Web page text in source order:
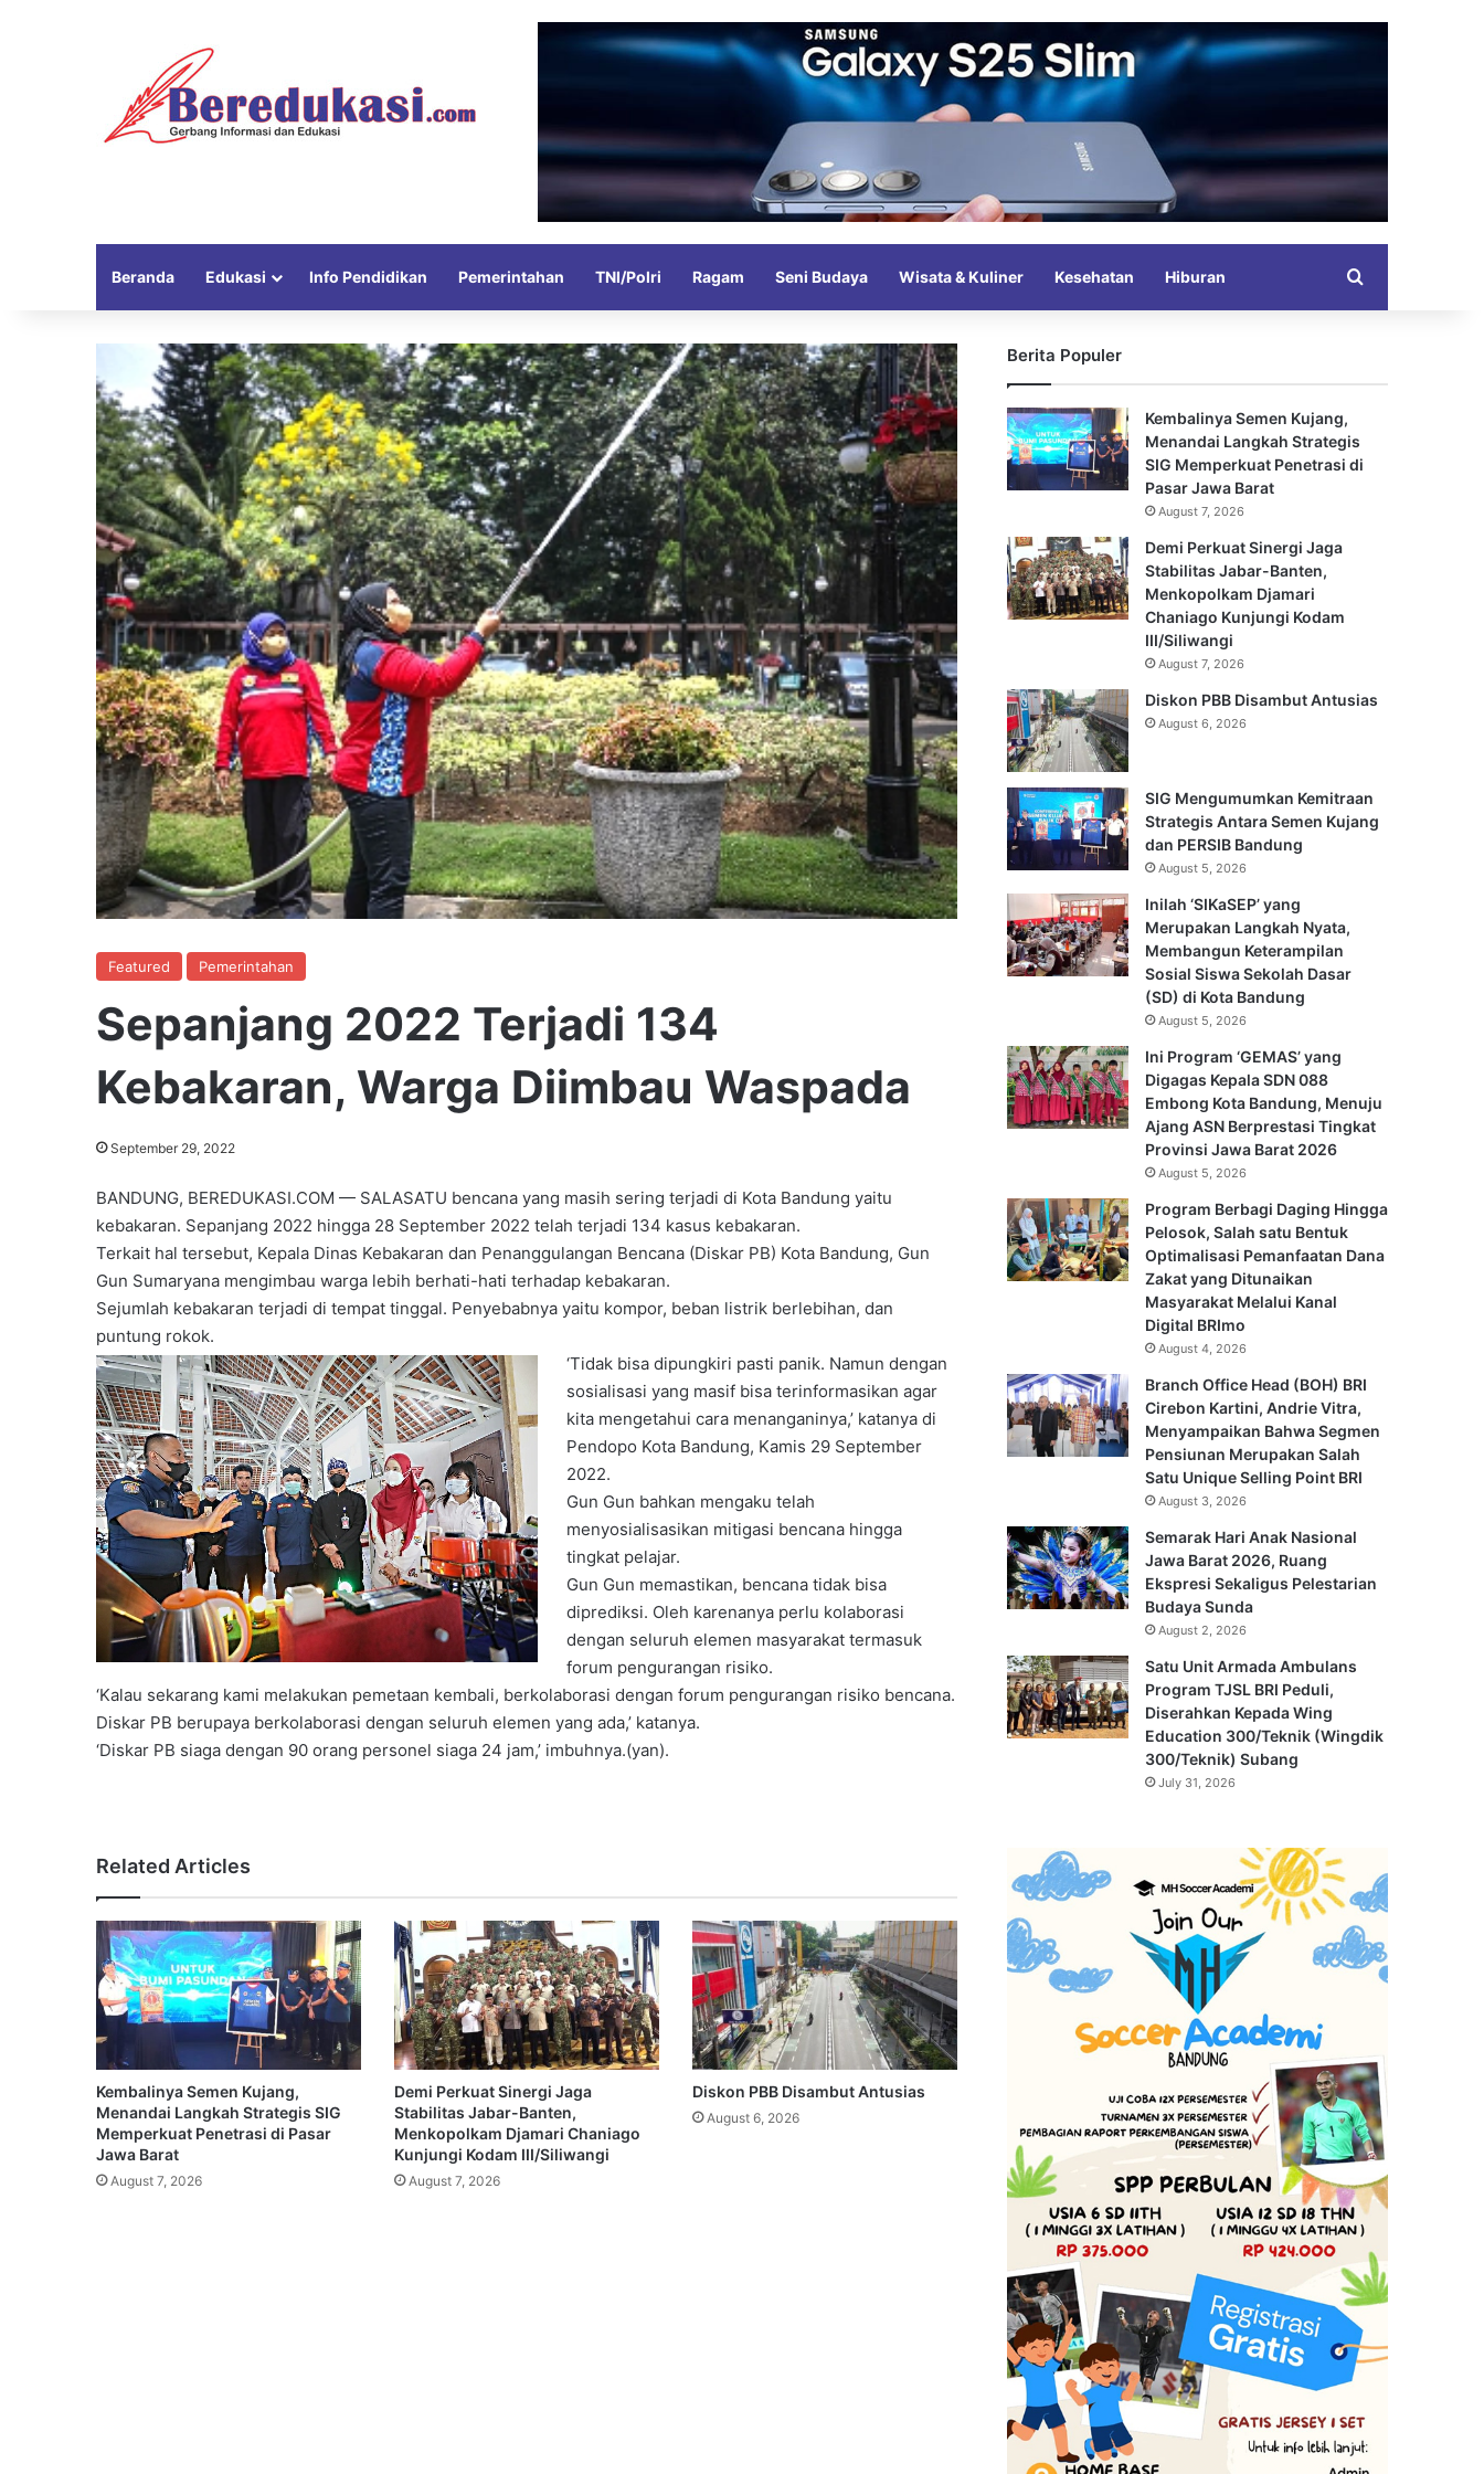
Beranda Edukasi Info Pendidikan Pemerintahan TNI/Polri Ragam Seni Budaya Wisata & Kuliner Kesehatan Hiburan
Featured Pemerintahan
Sepanjang 2022 Terjadi 134
Kebakaran, Warga Diimbau Waspada
September 29, 2022
BANDUNG, BEREDUKASI.COM — SALASATU bencana yang masih sering terjadi di Kota Bandung yaitu
kebakaran. Sepanjang 2022 hingga 28 September 2022 telah terjadi 134 kasus kebakaran.
Terkait hal tersebut, Kepala Dinas Kebakaran dan Penanggulangan Bencana (Diskar PB) Kota Bandung, Gun
Gun Sumaryana mengimbau warga lebih berhati-hati terhadap kebakaran.
Sejumlah kebakaran terjadi di tempat tinggal. Penyebabnya yaitu kompor, beban listrik berlebihan, dan
puntung rokok.
‘Tidak bisa dipungkiri pasti panik. Namun dengan
sosialisasi yang masif bisa terinformasikan agar
kita mengetahui cara menanganinya,’ katanya di
Pendopo Kota Bandung, Kamis 29 September
2022.
Gun Gun bahkan mengaku telah
menyosialisasikan mitigasi bencana hingga
tingkat pelajar.
Gun Gun memastikan, bencana tidak bisa
diprediksi. Oleh karenanya perlu kolaborasi
dengan seluruh elemen masyarakat termasuk
forum pengurangan risiko.
‘Kalau sekarang kami melakukan pemetaan kembali, berkolaborasi dengan forum pengurangan risiko bencana.
Diskar PB berupaya berkolaborasi dengan seluruh elemen yang ada,’ katanya.
‘Diskar PB siaga dengan 90 orang personel siaga 24 jam,’ imbuhnya.(yan).
Related Articles
Kembalinya Semen Kujang,
Menandai Langkah Strategis SIG
Memperkuat Penetrasi di Pasar
Jawa Barat
August 7, 2026
Demi Perkuat Sinergi Jaga
Stabilitas Jabar-Banten,
Menkopolkam Djamari Chaniago
Kunjungi Kodam III/Siliwangi
August 7, 2026
Diskon PBB Disambut Antusias
August 6, 2026
Berita Populer
Kembalinya Semen Kujang,
Menandai Langkah Strategis
SIG Memperkuat Penetrasi di
Pasar Jawa Barat
August 7, 2026
Demi Perkuat Sinergi Jaga
Stabilitas Jabar-Banten,
Menkopolkam Djamari
Chaniago Kunjungi Kodam
III/Siliwangi
August 7, 2026
Diskon PBB Disambut Antusias
August 6, 2026
SIG Mengumumkan Kemitraan
Strategis Antara Semen Kujang
dan PERSIB Bandung
August 5, 2026
Inilah ‘SIKaSEP’ yang
Merupakan Langkah Nyata,
Membangun Keterampilan
Sosial Siswa Sekolah Dasar
(SD) di Kota Bandung
August 5, 2026
Ini Program ‘GEMAS’ yang
Digagas Kepala SDN 088
Embong Kota Bandung, Menuju
Ajang ASN Berprestasi Tingkat
Provinsi Jawa Barat 2026
August 5, 2026
Program Berbagi Daging Hingga
Pelosok, Salah satu Bentuk
Optimalisasi Pemanfaatan Dana
Zakat yang Ditunaikan
Masyarakat Melalui Kanal
Digital BRImo
August 4, 2026
Branch Office Head (BOH) BRI
Cirebon Kartini, Andrie Vitra,
Menyampaikan Bahwa Segmen
Pensiunan Merupakan Salah
Satu Unique Selling Point BRI
August 3, 2026
Semarak Hari Anak Nasional
Jawa Barat 2026, Ruang
Ekspresi Sekaligus Pelestarian
Budaya Sunda
August 2, 2026
Satu Unit Armada Ambulans
Program TJSL BRI Peduli,
Diserahkan Kepada Wing
Education 300/Teknik (Wingdik
300/Teknik) Subang
July 31, 2026